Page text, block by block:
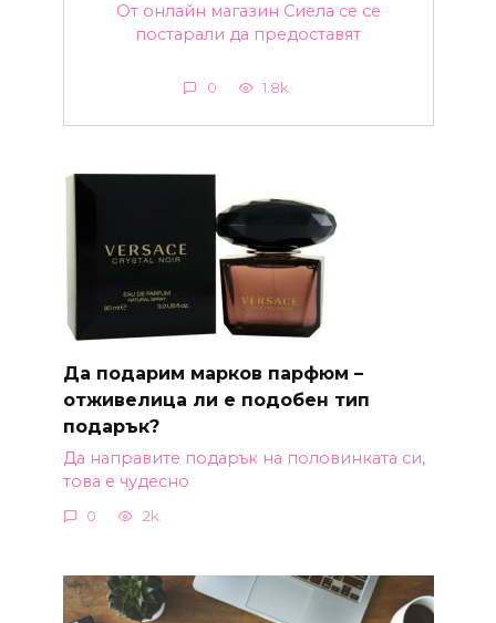
От онлайн магазин Сиела се се
постарали да предоставят
0 1.8k.
Да подарим марков парфюм –
отживелица ли е подобен тип
подарък?
Да направите подарък на половинката си,
това е чудесно
0 2k.